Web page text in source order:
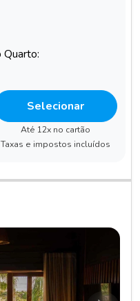
Quarto:
Selecionar
Até 12x no cartão
Taxas e impostos incluídos